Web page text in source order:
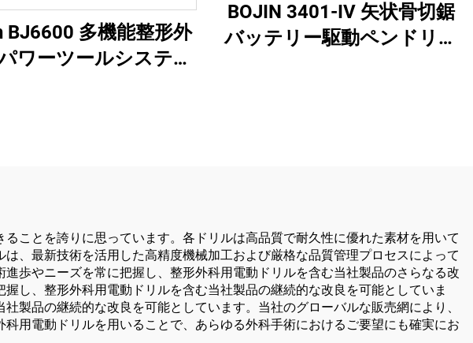
BJ6600 多機能整形外
ワーツールシステム
BOJIN 3401-IV 矢状骨切鋸
バッテリー駆動ペンドリル
ことを誇りに思っています。各ドリルは高品質で耐久性に優れた素材を用いて
、最新技術を活用した高精度機械加工および厳格な品質管理プロセスによって
歩やニーズを常に把握し、整形外科用電動ドリルを含む当社製品のさらなる改
し、整形外科用電動ドリルを含む当社製品の継続的な改良を可能としていま
製品の継続的な改良を可能としています。当社のグローバルな販売網により、
用電動ドリルを用いることで、あらゆる外科手術におけるご要望にも確実にお